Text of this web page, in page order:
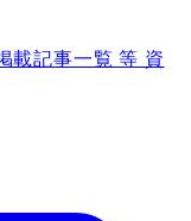
載記事一覧 等 資